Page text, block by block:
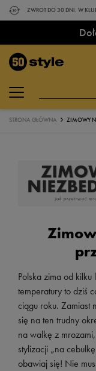
ZWROT DO 30 DNI. W
STRONA GŁÓWNA ZIMOWY
Polska zima od
temperatury to dziś
ciągu roku. Zamiast
się na ten trudny
na walkę z
stylizacji „na
obawiaj się! Nie